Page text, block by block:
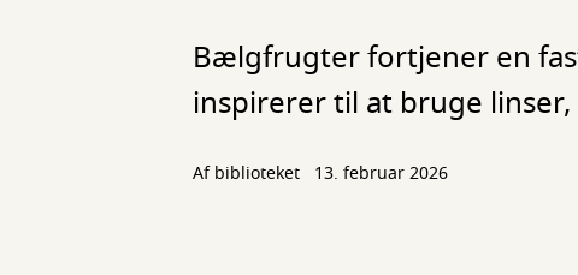
Bælgfrugter fortjener en
inspirerer til at bruge
Af biblioteket 13. februar 2026